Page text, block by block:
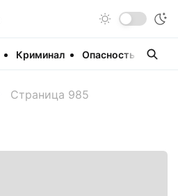
Криминал Опасность
Страница 985